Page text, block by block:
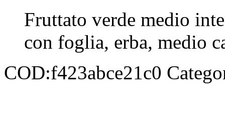
Fruttato verde medio
con foglia, erba, medio
COD:f423abce21c0